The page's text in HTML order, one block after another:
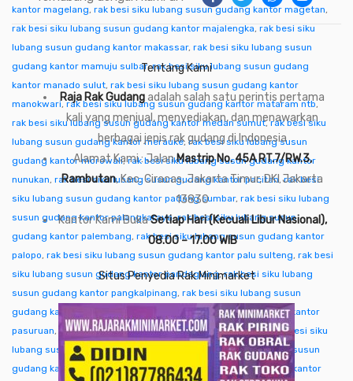
kantor magelang, rak besi siku lubang susun gudang kantor magetan,
rak besi siku lubang susun gudang kantor majalengka, rak besi siku
lubang susun gudang kantor makassar, rak besi siku lubang susun
gudang kantor mamuju sulbar,rak besi siku lubang susun gudang
kantor manado sulut, rak besi siku lubang susun gudang kantor
manokwari,rak besi siku lubang susun gudang kantor mataram ntb,
rak besi siku lubang susun gudang kantor medan sumut,rak besi siku
lubang susun gudang kantor merauke,rak besi siku lubang susun
gudang kantor morowali,rak besi siku lubang susun gudang kantor
nunukan, rak besi siku lubang susun gudang kantor pacitan,rak besi
siku lubang susun gudang kantor padang sumbar, rak besi siku lubang
susun gudang kantor palangkaraya,rak besi siku lubang susun
gudang kantor palembang, rak besi siku lubang susun gudang kantor
palopo, rak besi siku lubang susun gudang kantor palu sulteng, rak besi
siku lubang susun gudang kantor pandeglang,rak besi siku lubang
susun gudang kantor pangkalpinang, rak besi siku lubang susun
gudang kantor pare-pare
rak besi siku lubang susun gudang kantor
pasuruan, rak besi siku lubang susun gudang kantor pati,rak besi siku
lubang susun gudang kantor pekalongan
rak besi siku lubang susun
gudang kantor pekanbaru,rak besi siku lubang susun gudang kantor
Tentang Kami
Raja Rak Gudangadalah salah satu perintis pertama
kali yang menjual, menyediakan, dan menawarkan
berbagai jenis rak gudang di Indonesia
Alamat Kami : JalanMastrip No. 45A RT.7/RW.3,
Rambutan, Kec. Ciracas, Jakarta Timur, DKI Jakarta
13830
Kantor Kami BukaSetiap Hari (Kecuali Libur Nasional),
08.00 – 17.00 WIB
Situs Penyedia Rak Minimarket